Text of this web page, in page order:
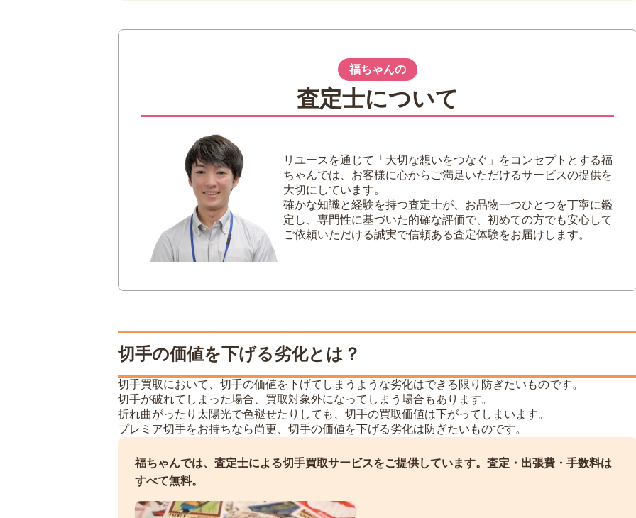
切手に破れがある
のり落ちしている
切手の買取に備えて
福ちゃんの
査定士について
リユースを通じて「大切な想いをつなぐ」をコンセプトとする福
ちゃんでは、お客様に心からご満足いただけるサービスの提供を
大切にしています。
確かな知識と経験を持つ査定士が、お品物一つひとつを丁寧に鑑
定し、専門性に基づいた的確な評価で、初めての方でも安心して
ご依頼いただける誠実で信頼ある査定体験をお届けします。
切手の価値を下げる劣化とは？
切手買取において、切手の価値を下げてしまうような劣化はできる限り防ぎたいものです。
切手が破れてしまった場合、買取対象外になってしまう場合もあります。
折れ曲がったり太陽光で色褪せたりしても、切手の買取価値は下がってしまいます。
プレミア切手をお持ちなら尚更、切手の価値を下げる劣化は防ぎたいものです。
福ちゃんでは、査定士による切手買取サービスをご提供しています。 査定・出張費・手数料は
すべて無料。